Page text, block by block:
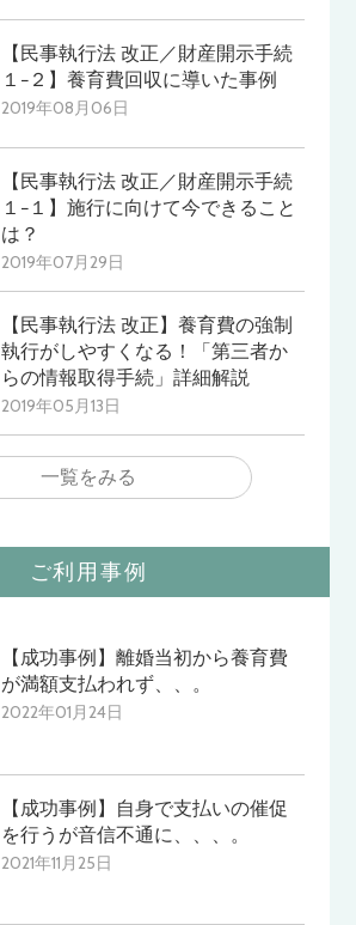
【民事執行法 改正／財産開示手続
１−２】養育費回収に導いた事例
2019年08月06日
【民事執行法 改正／財産開示手続
１−１】施行に向けて今できること
は？
2019年07月29日
【民事執行法 改正】養育費の強制
執行がしやすくなる！「第三者か
らの情報取得手続」詳細解説
2019年05月13日
一覧をみる
ご利用事例
【成功事例】離婚当初から養育費
が満額支払われず、、。
2022年01月24日
【成功事例】自身で支払いの催促
を行うが音信不通に、、、。
2021年11月25日